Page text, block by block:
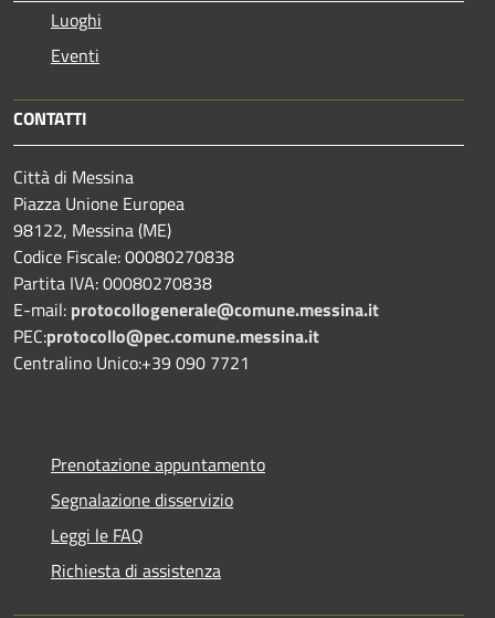
Luoghi
Eventi
CONTATTI
Città di Messina
Piazza Unione Europea
98122, Messina (ME)
Codice Fiscale: 00080270838
Partita IVA: 00080270838
E-mail: protocollogenerale@comune.messina.it
PEC:protocollo@pec.comune.messina.it
Centralino Unico:+39 090 7721
Prenotazione appuntamento
Segnalazione disservizio
Leggi le FAQ
Richiesta di assistenza